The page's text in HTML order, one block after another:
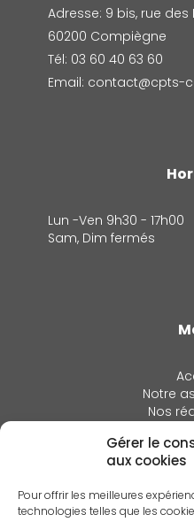
Gérer le
aux cookies
Pour offrir les meilleures
technologies telles que les
Adresse: 9 bis, rue des
60200 Compiègne
Tél: 03 60 40 63 60
Email: contact@cpts-
Lun -Ven 9h30 - 17h00
Sam, Dim fermés
Notre
Nos